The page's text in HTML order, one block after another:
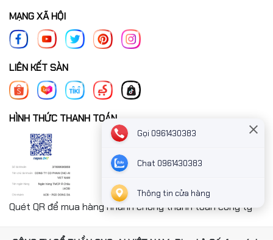
MẠNG XÃ HỘI
LIÊN KẾT SÀN
HÌNH THỨC THANH TOÁN
Quét QR để mua hàng nhanh chóng thanh toán công ty
Gọi 0961430383
Chat 0961430383
Thông tin cửa hàng